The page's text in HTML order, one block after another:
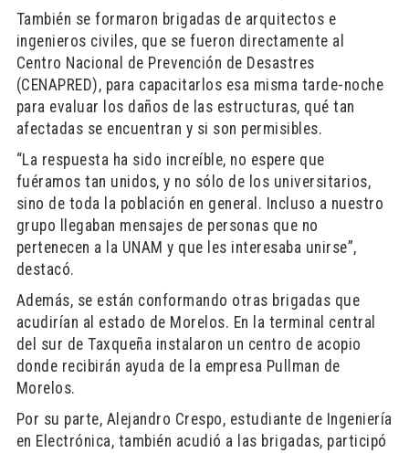
También se formaron brigadas de arquitectos e
ingenieros civiles, que se fueron directamente al
Centro Nacional de Prevención de Desastres
(CENAPRED), para capacitarlos esa misma tarde-noche
para evaluar los daños de las estructuras, qué tan
afectadas se encuentran y si son permisibles.
“La respuesta ha sido increíble, no espere que
fuéramos tan unidos, y no sólo de los universitarios,
sino de toda la población en general. Incluso a nuestro
grupo llegaban mensajes de personas que no
pertenecen a la UNAM y que les interesaba unirse”,
destacó.
Además, se están conformando otras brigadas que
acudirían al estado de Morelos. En la terminal central
del sur de Taxqueña instalaron un centro de acopio
donde recibirán ayuda de la empresa Pullman de
Morelos.
Por su parte, Alejandro Crespo, estudiante de Ingeniería
en Electrónica, también acudió a las brigadas, participó